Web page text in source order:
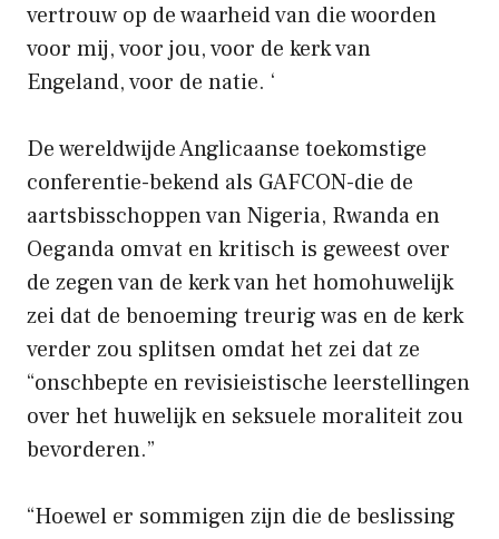
vertrouw op de waarheid van die woorden
voor mij, voor jou, voor de kerk van
Engeland, voor de natie. ‘
De wereldwijde Anglicaanse toekomstige
conferentie-bekend als GAFCON-die de
aartsbisschoppen van Nigeria, Rwanda en
Oeganda omvat en kritisch is geweest over
de zegen van de kerk van het homohuwelijk
zei dat de benoeming treurig was en de kerk
verder zou splitsen omdat het zei dat ze
“onschbepte en revisieistische leerstellingen
over het huwelijk en seksuele moraliteit zou
bevorderen.”
“Hoewel er sommigen zijn die de beslissing